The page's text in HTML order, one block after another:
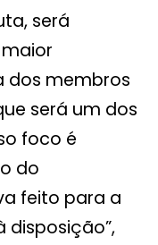
será
dos membros
será um dos
foco é
do
feito para a
disposição”,